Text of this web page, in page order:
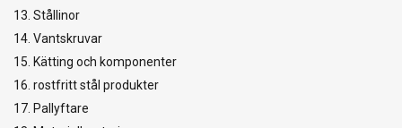
13. Stållinor
14. Vantskruvar
15. Kätting och komponenter
16. rostfritt stål produkter
17. Pallyftare